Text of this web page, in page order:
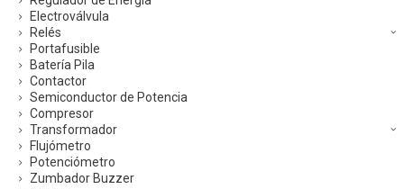
Electroválvula
Relés
Portafusible
Batería Pila
Contactor
Semiconductor de Potencia
Compresor
Transformador
Flujómetro
Potenciómetro
Zumbador Buzzer